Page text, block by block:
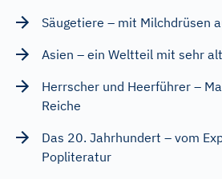
Säugetiere – mit Milchdrüsen
Asien – ein Weltteil mit sehr
Herrscher und Heerführer –
Reiche
Das 20. Jahrhundert – vom
Popliteratur